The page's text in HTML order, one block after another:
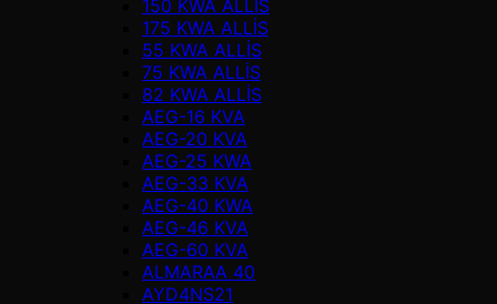
150 KWA ALLİS
175 KWA ALLİS
55 KWA ALLİS
75 KWA ALLİS
82 KWA ALLİS
AEG-16 KVA
AEG-20 KVA
AEG-25 KWA
AEG-33 KVA
AEG-40 KWA
AEG-46 KVA
AEG-60 KVA
ALMARAA 40
AYD4NS21